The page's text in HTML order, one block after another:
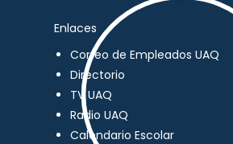
Enlaces
Correo de Empleados UAQ
Directorio
TV UAQ
Radio UAQ
Calendario Escolar